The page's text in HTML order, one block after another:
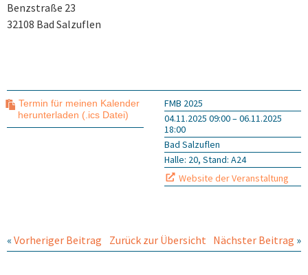
Benzstraße 23
32108 Bad Salzuflen
Termin für meinen Kalender
herunterladen (.ics Datei)
FMB 2025
04.11.2025 09:00 – 06.11.2025
18:00
Bad Salzuflen
Halle: 20, Stand: A24
Website der Veranstaltung
« Vorheriger Beitrag Zurück zur Übersicht Nächster Beitrag »